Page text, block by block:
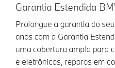
Garantia Estendida
Prolongue a garantia do
anos com a Garantia
uma cobertura ampla para
e eletrônicos, reparos em